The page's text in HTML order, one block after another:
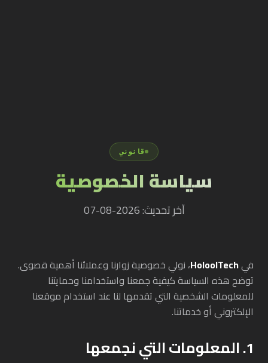
قانوني
سياسة الخصوصية
آخر تحديث: 2026-08-07
فيHoloolTech، نولي خصوصية زوارنا وعملائنا أهمية قصوى.
توضح هذه السياسة كيفية جمعنا واستخدامنا وحمايتنا
للمعلومات الشخصية التي تقدمها لنا عند استخدام موقعنا
الإلكتروني أو خدماتنا.
1. المعلومات التي نجمعها